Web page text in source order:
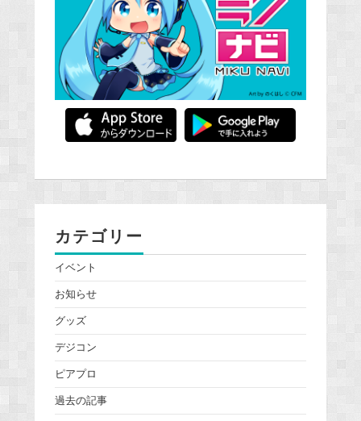
カテゴリー
イベント
お知らせ
グッズ
デジコン
ピアプロ
過去の記事